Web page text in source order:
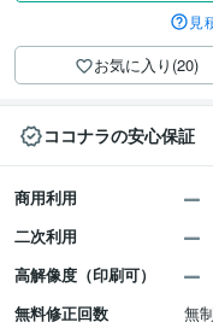
見
お気に入り(20)
ココナラの安心保証
商用利用
二次利用
高解像度（印刷可）
無料修正回数
無